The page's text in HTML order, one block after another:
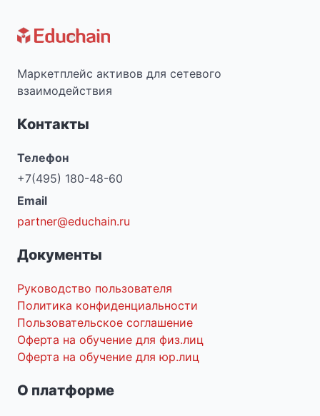
Маркетплейс активов для сетевого
взаимодействия
Контакты
Телефон
+7(495) 180-48-60
Email
partner@educhain.ru
Документы
Руководство пользователя
Политика конфиденциальности
Пользовательское соглашение
Оферта на обучение для физ.лиц
Оферта на обучение для юр.лиц
О платформе